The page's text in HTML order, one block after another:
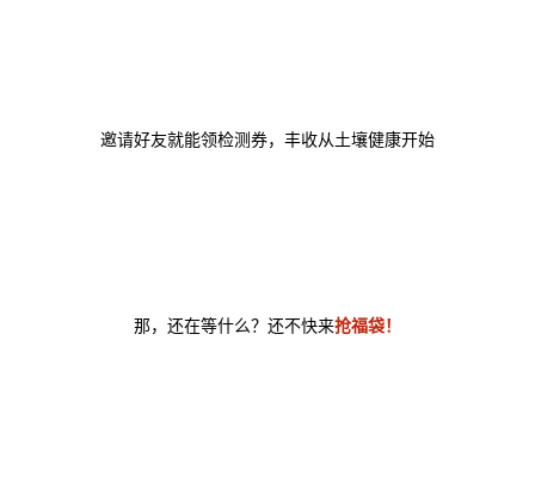
邀请好友就能领检测券，丰收从土壤健康开始
那，还在等什么？还不快来抢福袋！